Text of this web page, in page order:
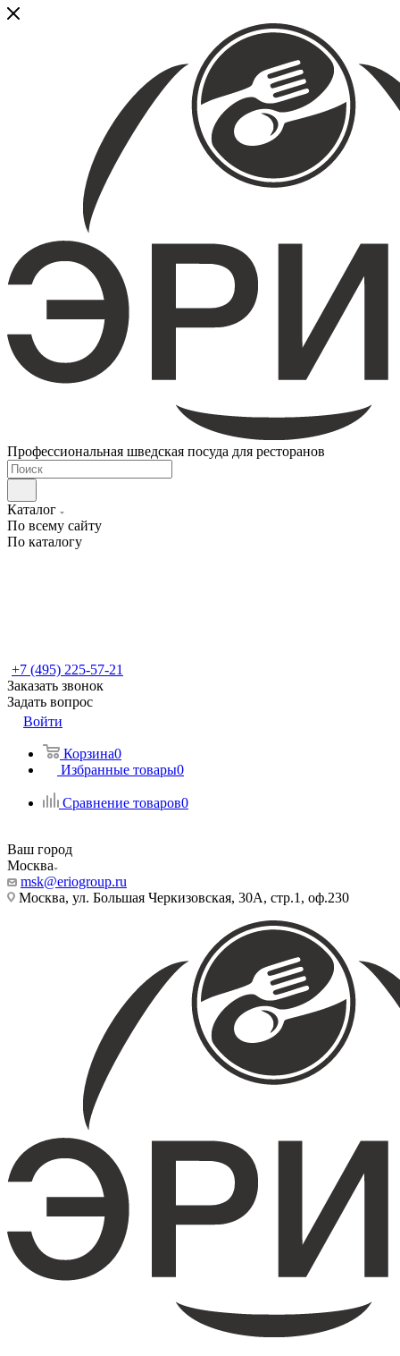
Профессиональная шведская посуда для ресторанов
Каталог
По всему сайту
По каталогу
+7 (495) 225-57-21
Заказать звонок
Задать вопрос
Войти
Корзина0
Избранные товары0
Сравнение товаров0
Ваш город
Москва
msk@eriogroup.ru
Москва, ул. Большая Черкизовская, 30А, стр.1, оф.230